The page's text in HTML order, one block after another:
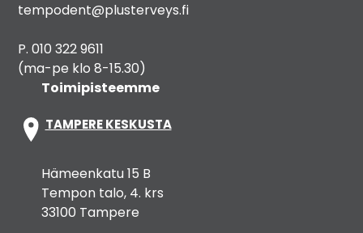
tempodent@plusterveys.fi
P. 010 322 9611
(ma-pe klo 8-15.30)
Toimipisteemme
TAMPERE KESKUSTA
Hämeenkatu 15 B
Tempon talo, 4. krs
33100 Tampere